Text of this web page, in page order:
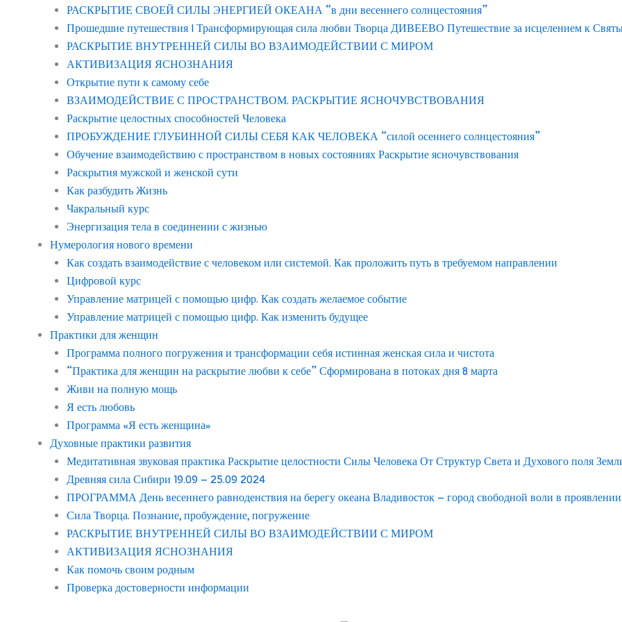
РАСКРЫТИЕ СВОЕЙ СИЛЫ ЭНЕРГИЕЙ ОКЕАНА “в дни весеннего солнцестояния”
Прошедшие путешествия | Трансформирующая сила любви Творца ДИВЕЕВО Путешествие за исцелением к
РАСКРЫТИЕ ВНУТРЕННЕЙ СИЛЫ ВО ВЗАИМОДЕЙСТВИИ С МИРОМ
АКТИВИЗАЦИЯ ЯСНОЗНАНИЯ
Открытие пути к самому себе
ВЗАИМОДЕЙСТВИЕ С ПРОСТРАНСТВОМ. РАСКРЫТИЕ ЯСНОЧУВСТВОВАНИЯ
Раскрытие целостных способностей Человека
ПРОБУЖДЕНИЕ ГЛУБИННОЙ СИЛЫ СЕБЯ КАК ЧЕЛОВЕКА “силой осеннего солнцестояния”
Обучение взаимодействию с пространством в новых состояниях Раскрытие ясночувствования
Раскрытия мужской и женской сути
Как разбудить Жизнь
Чакральный курс
Энергизация тела в соединении с жизнью
Нумерология нового времени
Как создать взаимодействие с человеком или системой. Как проложить путь в требуемом направлении
Цифровой курс
Управление матрицей с помощью цифр. Как создать желаемое событие
Управление матрицей с помощью цифр. Как изменить будущее
Практики для женщин
Программа полного погружения и трансформации себя истинная женская сила и чистота
“Практика для женщин на раскрытие любви к себе” Сформирована в потоках дня 8 марта
Живи на полную мощь
Я есть любовь
Программа «Я есть женщина»
Духовные практики развития
Медитативная звуковая практика Раскрытие целостности Силы Человека От Структур Света и Духового поля
Древняя сила Сибири 19.09 – 25.09 2024
ПРОГРАММА День весеннего равноденствия на берегу океана Владивосток – город свободной воли в
Сила Творца. Познание, пробуждение, погружение
РАСКРЫТИЕ ВНУТРЕННЕЙ СИЛЫ ВО ВЗАИМОДЕЙСТВИИ С МИРОМ
АКТИВИЗАЦИЯ ЯСНОЗНАНИЯ
Как помочь своим родным
Проверка достоверности информации